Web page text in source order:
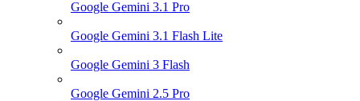
Google Gemini 3.1 Pro
Google Gemini 3.1 Flash Lite
Google Gemini 3 Flash
Google Gemini 2.5 Pro